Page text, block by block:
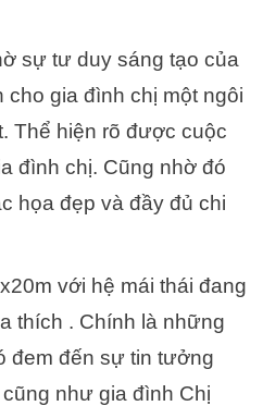
sự tư duy sáng tạo của
cho gia đình chị một ngôi
Thể hiện rõ được cuộc
đình chị. Cũng nhờ đó
họa đẹp và đầy đủ chi
với hệ mái thái đang
thích . Chính là những
đem đến sự tin tưởng
như gia đình Chị